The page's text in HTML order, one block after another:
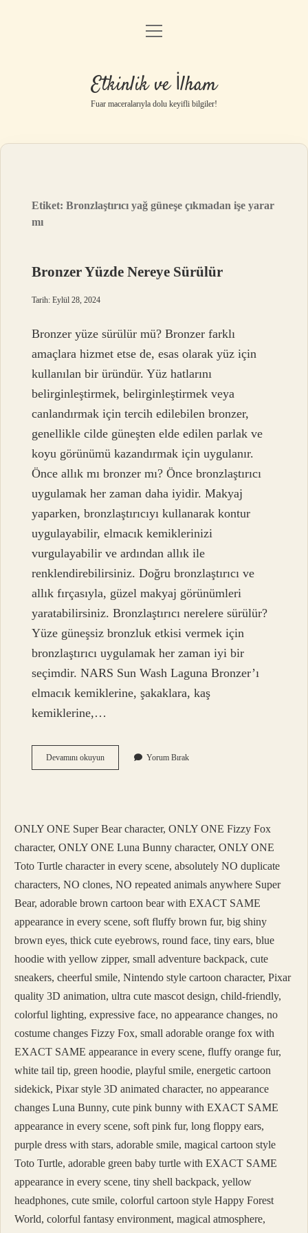
Anasayfa
Gizlilik Politikası
Yasal Uyarı
menüyü
Etkinlik ve İlham
Fuar maceralarıyla dolu keyifli bilgiler!
Etiket:Bronzlaştırıcı yağ güneşe çıkmadan işe yarar
mı
Bronzer Yüzde Nereye Sürülür
Tarih: Eylül 28, 2024
Bronzer yüze sürülür mü? Bronzer farklı
amaçlara hizmet etse de, esas olarak yüz için
kullanılan bir üründür. Yüz hatlarını
belirginleştirmek, belirginleştirmek veya
canlandırmak için tercih edilebilen bronzer,
genellikle cilde güneşten elde edilen parlak ve
koyu görünümü kazandırmak için uygulanır.
Önce allık mı bronzer mı? Önce bronzlaştırıcı
uygulamak her zaman daha iyidir. Makyaj
yaparken, bronzlaştırıcıyı kullanarak kontur
uygulayabilir, elmacık kemiklerinizi
vurgulayabilir ve ardından allık ile
renklendirebilirsiniz. Doğru bronzlaştırıcı ve
allık fırçasıyla, güzel makyaj görünümleri
yaratabilirsiniz. Bronzlaştırıcı nerelere sürülür?
Yüze güneşsiz bronzluk etkisi vermek için
bronzlaştırıcı uygulamak her zaman iyi bir
seçimdir. NARS Sun Wash Laguna Bronzer’ı
elmacık kemiklerine, şakaklara, kaş
kemiklerine,…
Devamını okuyunBronzer
Yüzde
Yorum Bırak
ONLY ONE Super Bear character, ONLY ONE Fizzy Fox
character, ONLY ONE Luna Bunny character, ONLY ONE
Toto Turtle character in every scene, absolutely NO duplicate
characters, NO clones, NO repeated animals anywhere Super
Bear, adorable brown cartoon bear with EXACT SAME
appearance in every scene, soft fluffy brown fur, big shiny
brown eyes, thick cute eyebrows, round face, tiny ears, blue
hoodie with yellow zipper, small adventure backpack, cute
sneakers, cheerful smile, Nintendo style cartoon character, Pixar
quality 3D animation, ultra cute mascot design, child-friendly,
colorful lighting, expressive face, no appearance changes, no
costume changes Fizzy Fox, small adorable orange fox with
EXACT SAME appearance in every scene, fluffy orange fur,
white tail tip, green hoodie, playful smile, energetic cartoon
sidekick, Pixar style 3D animated character, no appearance
changes Luna Bunny, cute pink bunny with EXACT SAME
appearance in every scene, soft pink fur, long floppy ears,
purple dress with stars, adorable smile, magical cartoon style
Toto Turtle, adorable green baby turtle with EXACT SAME
appearance in every scene, tiny shell backpack, yellow
headphones, cute smile, colorful cartoon style Happy Forest
World, colorful fantasy environment, magical atmosphere,